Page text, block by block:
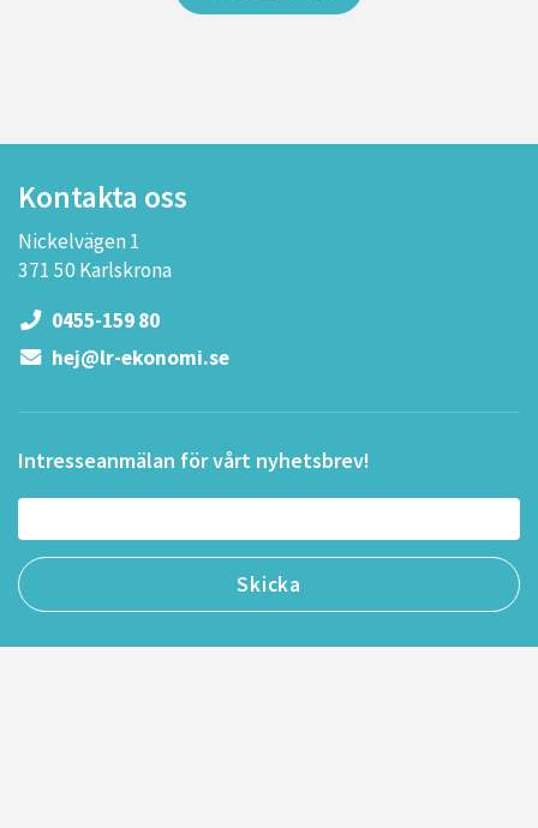
Kontakta oss
Nickelvägen 1
371 50 Karlskrona
0455-159 80
hej@lr-ekonomi.se
Intresseanmälan för vårt nyhetsbrev!